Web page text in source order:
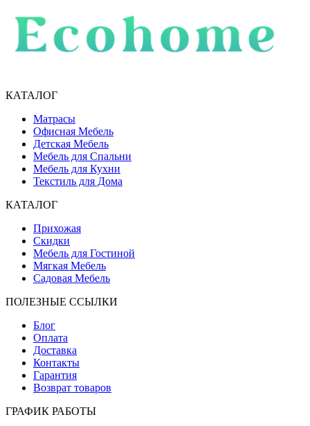
КАТАЛОГ
Матрасы
Офисная Мебель
Детская Мебель
Мебель для Спальни
Мебель для Кухни
Текстиль для Дома
КАТАЛОГ
Прихожая
Скидки
Мебель для Гостиной
Мягкая Мебель
Садовая Мебель
ПОЛЕЗНЫЕ ССЫЛКИ
Блог
Оплата
Доставка
Контакты
Гарантия
Возврат товаров
ГРАФИК РАБОТЫ